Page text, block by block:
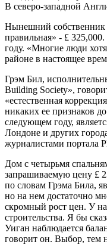
В северо-западной
Нынешний собственник
правильная» - £
году. «Многие люди
районе в настоящее
Грэм Бил,
Building Society»,
«естественная
никаких ее признаков
следующем году,
Лондоне и других
журналистами
Дом с четырьмя
запрашиваемую цену £
по словам Грэма Била,
но на нем достаточно
скромный рост цен. У
строительства. Я бы
Уиган наблюдается
говорит он. Выбор, тем